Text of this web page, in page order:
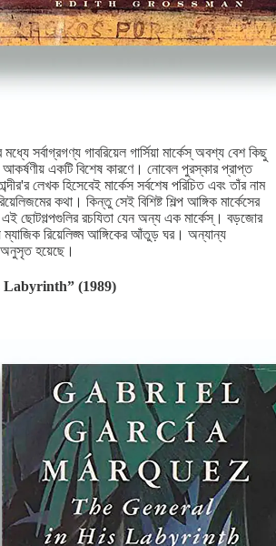
সর্বাগ্রগণ্য গাবরিয়েল গার্সিয়া মার্কেস্ অবশ্য বেশ কিছু
আকর্ষণীয় একটি বিশেষ কারণে। নোবেল পুরস্কার প্রাপ্ত
লেখক হিসেবেই মার্কেস সর্বশেষ পরিচিত এবং তাঁর নাম
কথা। কিন্তু সেই বিশিষ্ট শিল্প আঙ্গিক মার্কেসের
ছোটগল্পগুলির রচযিতা যেন অন্য এক মার্কেস্। বড়জোর
ম্যাজিক রিয়েলিজ্ম আঙ্গিকের আঁতুড় ঘর। অন্যান্য
অনুসৃত হয়েছে।
Labyrinth” (1989)